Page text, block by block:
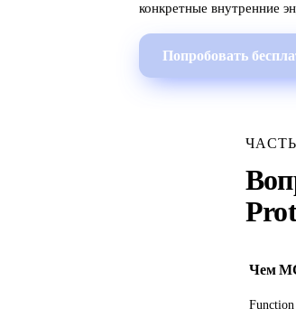
конкретные внутренние
Попробовать
Чем